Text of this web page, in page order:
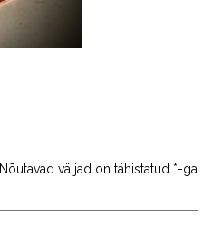
Nõutavad väljad on tähistatud *-ga